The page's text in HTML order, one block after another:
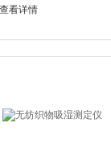
查看详情